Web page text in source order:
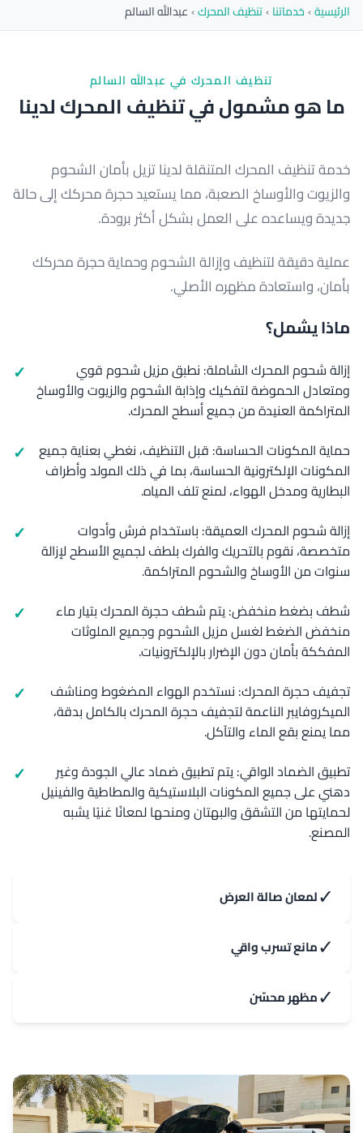
الرئيسية›خدماتنا›تنظيف المحرك›عبدالله السالم
تنظيف المحرك في عبدالله السالم
ما هو مشمول في تنظيف المحرك لدينا
خدمة تنظيف المحرك المتنقلة لدينا تزيل بأمان الشحوم
والزيوت والأوساخ الصعبة، مما يستعيد حجرة محركك إلى حالة
جديدة ويساعده على العمل بشكل أكثر برودة.
عملية دقيقة لتنظيف وإزالة الشحوم وحماية حجرة محركك
بأمان، واستعادة مظهره الأصلي.
ماذا يشمل؟
إزالة شحوم المحرك الشاملة: نطبق مزيل شحوم قوي
ومتعادل الحموضة لتفكيك وإذابة الشحوم والزيوت والأوساخ
المتراكمة العنيدة من جميع أسطح المحرك.
حماية المكونات الحساسة: قبل التنظيف، نغطي بعناية جميع
المكونات الإلكترونية الحساسة، بما في ذلك المولد وأطراف
البطارية ومدخل الهواء، لمنع تلف المياه.
إزالة شحوم المحرك العميقة: باستخدام فرش وأدوات
متخصصة، نقوم بالتحريك والفرك بلطف لجميع الأسطح لإزالة
سنوات من الأوساخ والشحوم المتراكمة.
شطف بضغط منخفض: يتم شطف حجرة المحرك بتيار ماء
منخفض الضغط لغسل مزيل الشحوم وجميع الملوثات
المفككة بأمان دون الإضرار بالإلكترونيات.
تجفيف حجرة المحرك: نستخدم الهواء المضغوط ومناشف
الميكروفايبر الناعمة لتجفيف حجرة المحرك بالكامل بدقة،
مما يمنع بقع الماء والتآكل.
تطبيق الضماد الواقي: يتم تطبيق ضماد عالي الجودة وغير
دهني على جميع المكونات البلاستيكية والمطاطية والفينيل
لحمايتها من التشقق والبهتان ومنحها لمعانًا غنيًا يشبه
المصنع.
✓لمعان صالة العرض
✓مانع تسرب واقي
✓مظهر محسّن